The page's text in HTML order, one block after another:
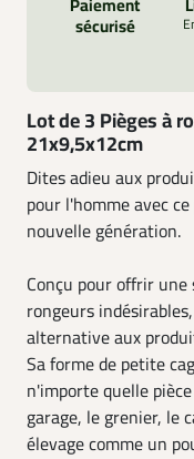
Paiement
sécurisé
Lot de 3 Pièges à
21x9,5x12cm
Dites adieu aux
pour l'homme avec ce
nouvelle génération.
Conçu pour offrir
rongeurs
alternative aux
Sa forme de petite
n'importe quelle
garage, le grenier, le
élevage comme un